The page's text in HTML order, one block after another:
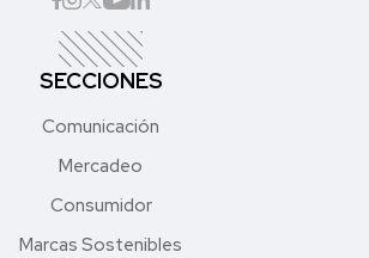
SECCIONES
Comunicación
Mercadeo
Consumidor
Marcas Sostenibles